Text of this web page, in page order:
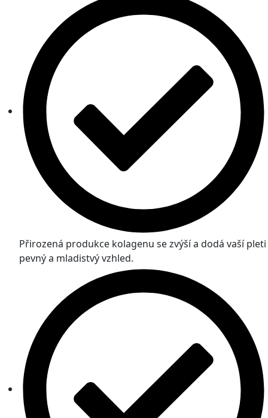
Přirozená produkce kolagenu se zvýší a dodá vaší pleti
pevný a mladistvý vzhled.